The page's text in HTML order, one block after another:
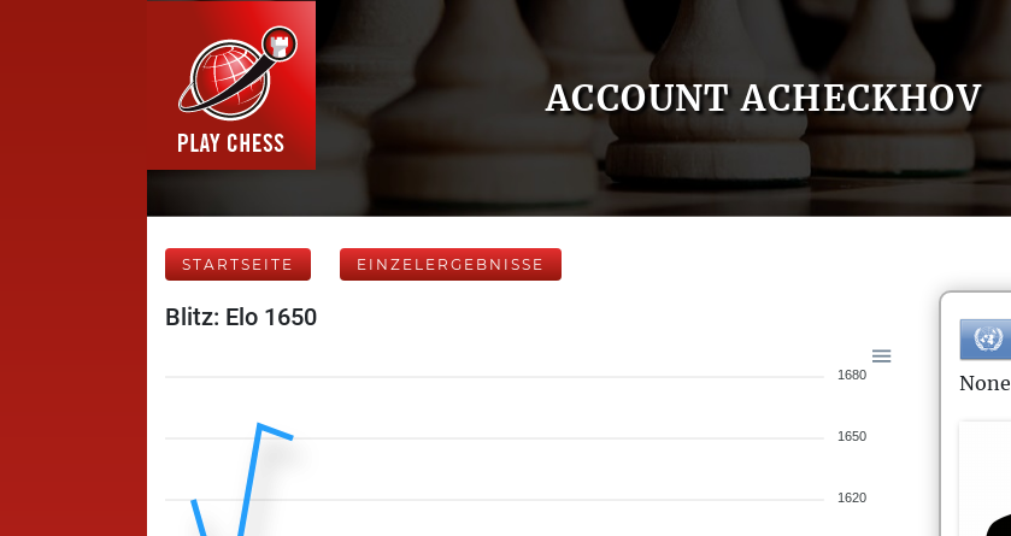
ACCOUNT ACHECKHOV
STARTSEITE EINZELERGEBNISSE
Blitz: Elo 1650
1680
1650
1620
None